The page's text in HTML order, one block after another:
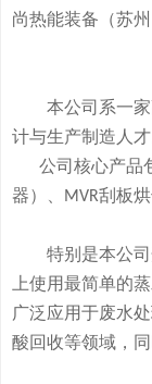
尚热能装备（苏
本公司系一
计与生产制造人才
公司核心产品
器）、
MVR刮板烘
特别是本公
上使用最简单的蒸
广泛应用于废水
酸回收等领域，